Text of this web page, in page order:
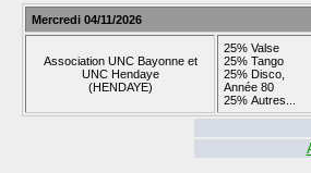
Mercredi 04/11/2026
Association UNC Bayonne et
UNC Hendaye
(HENDAYE)
25% Valse
25% Tango
25% Disco,
Année 80
25% Autres...